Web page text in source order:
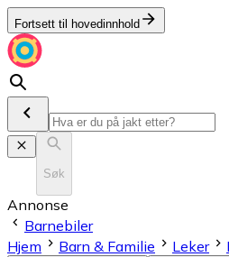
Fortsett til hovedinnhold
Søk
Annonse
Barnebiler
Hjem
Barn & Familie Leker